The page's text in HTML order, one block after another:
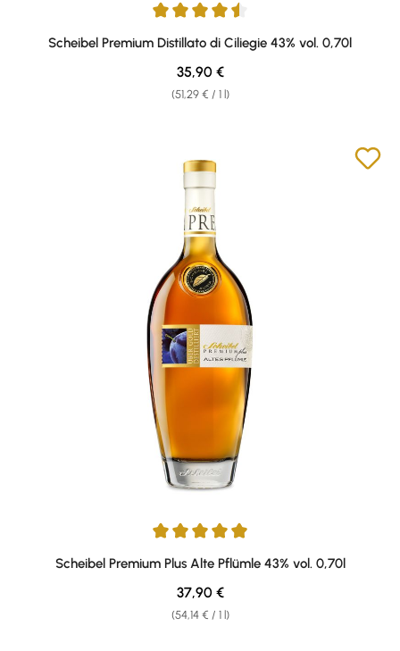
Average rating of 4.44 out of 5 stars
Scheibel Premium Distillato di Ciliegie 43% vol. 0,70l
(51,29 € / 1 l)
Regular price:
35,90 €
Average rating of 4.9 out of 5 stars
Scheibel Premium Plus Alte Pflümle 43% vol. 0,70l
(54,14 € / 1 l)
Regular price:
37,90 €